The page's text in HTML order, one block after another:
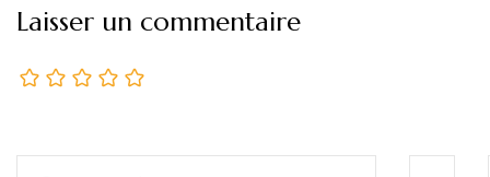
Laisser un commentaire